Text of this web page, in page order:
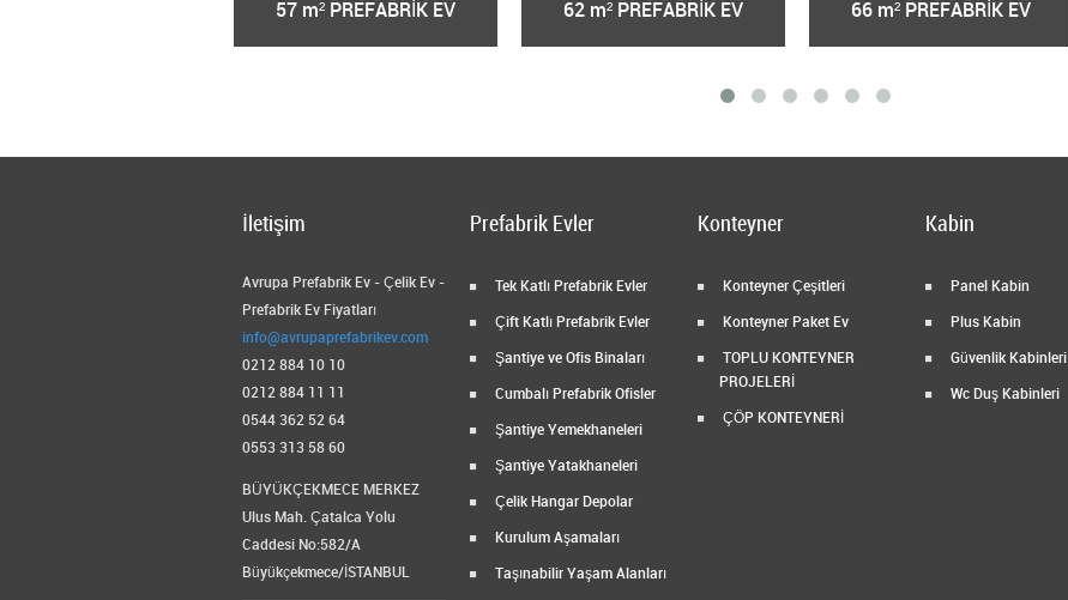
57 m² PREFABRİK EV 62 m² PREFABRİK EV 66 m² PREFABRİK EV
İletişim
Avrupa Prefabrik Ev - Çelik Ev -
Prefabrik Ev Fiyatları
info@avrupaprefabrikev.com
0212 884 10 10
0212 884 11 11
0544 362 52 64
0553 313 58 60
BÜYÜKÇEKMECE MERKEZ
Ulus Mah. Çatalca Yolu
Caddesi No:582/A
Büyükçekmece/İSTANBUL
Prefabrik Evler
Tek Katlı Prefabrik Evler
Çift Katlı Prefabrik Evler
Şantiye ve Ofis Binaları
Cumbalı Prefabrik Ofisler
Şantiye Yemekhaneleri
Şantiye Yatakhaneleri
Çelik Hangar Depolar
Kurulum Aşamaları
Taşınabilir Yaşam Alanları
Konteyner
Konteyner Çeşitleri
Konteyner Paket Ev
TOPLU KONTEYNER
PROJELERİ
ÇÖP KONTEYNERİ
Kabin
Panel Kabin
Plus Kabin
Güvenlik Kabinleri
Wc Duş Kabinleri